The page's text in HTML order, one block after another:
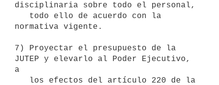
disciplinaria sobre todo el personal,
normativa vigente.
7) Proyectar el presupuesto de la
JUTEP y elevarlo al Poder Ejecutivo,
a